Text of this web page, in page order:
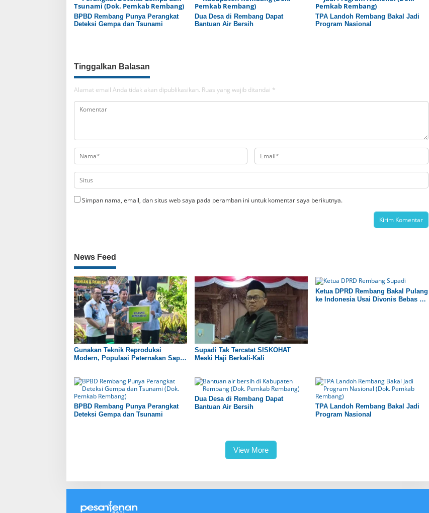
BPBD Rembang Punya Perangkat
Deteksi Gempa dan Tsunami
Dua Desa di Rembang Dapat
Bantuan Air Bersih
TPA Landoh Rembang Bakal Jadi
Program Nasional
Tinggalkan Balasan
Alamat email Anda tidak akan dipublikasikan. Ruas yang wajib ditandai *
Simpan nama, email, dan situs web saya pada peramban ini untuk komentar saya berikutnya.
News Feed
Gunakan Teknik Reproduksi
Modern, Populasi Peternakan Sapi
Supadi Tak Tercatat SISKOHAT
Meski Haji Berkali-Kali
Ketua DPRD Rembang Bakal Pulang
ke Indonesia Usai Divonis Bebas di
BPBD Rembang Punya Perangkat
Deteksi Gempa dan Tsunami
Dua Desa di Rembang Dapat
Bantuan Air Bersih
TPA Landoh Rembang Bakal Jadi
Program Nasional
View More